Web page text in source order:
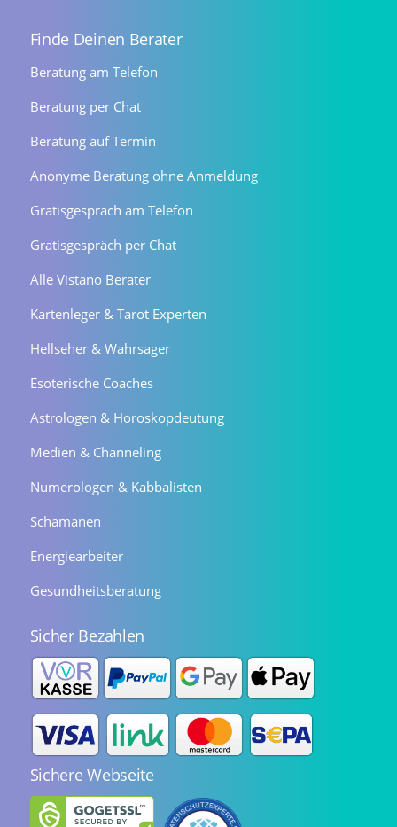
Finde Deinen Berater
Beratung am Telefon
Beratung per Chat
Beratung auf Termin
Anonyme Beratung ohne Anmeldung
Gratisgespräch am Telefon
Gratisgespräch per Chat
Alle Vistano Berater
Kartenleger & Tarot Experten
Hellseher & Wahrsager
Esoterische Coaches
Astrologen & Horoskopdeutung
Medien & Channeling
Numerologen & Kabbalisten
Schamanen
Energiearbeiter
Gesundheitsberatung
Sicher Bezahlen
Sichere Webseite